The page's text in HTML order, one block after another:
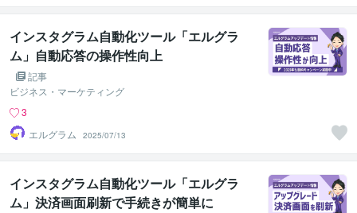
インスタグラム自動化ツール「エルグラ
ム」自動応答の操作性向上
記事
ビジネス・マーケティング
3
エルグラム
2025/07/13
インスタグラム自動化ツール「エルグラ
ム」決済画面刷新で手続きが簡単に